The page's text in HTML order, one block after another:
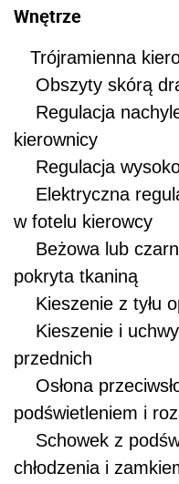
Wnętrze
Trójramienna
Obszyty skórą
Regulacja
kierownicy
Regulacja
Elektryczna
w fotelu kierowcy
Beżowa lub
pokryta tkaniną
Kieszenie z tyłu
Kieszenie i
przednich
Osłona
podświetleniem i
Schowek z
chłodzenia i